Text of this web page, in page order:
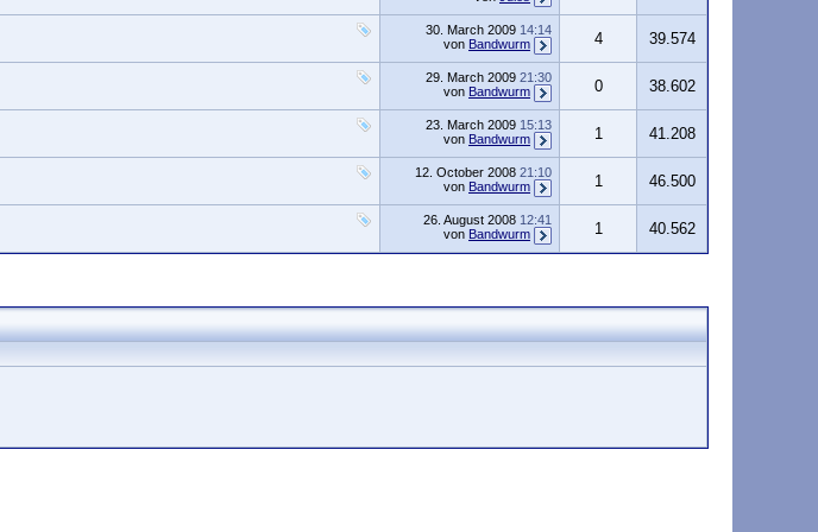
30. March 2009 14:14
von Bandwurm 4 39.574
29. March 2009 21:30
von Bandwurm 0 38.602
23. March 2009 15:13
von Bandwurm 1 41.208
12. October 2008 21:10
von Bandwurm 1 46.500
26. August 2008 12:41
von Bandwurm 1 40.562